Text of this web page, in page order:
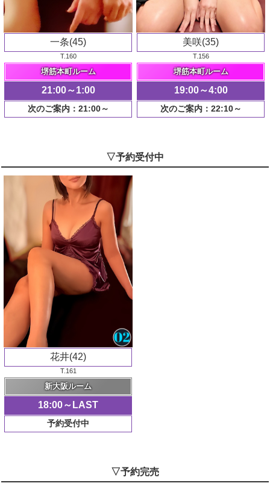
一条(45)
T.160
堺筋本町ルーム
21:00～1:00
次のご案内：21:00～
美咲(35)
T.156
堺筋本町ルーム
19:00～4:00
次のご案内：22:10～
▽予約受付中
花井(42)
T.161
新大阪ルーム
18:00～LAST
予約受付中
▽予約完売